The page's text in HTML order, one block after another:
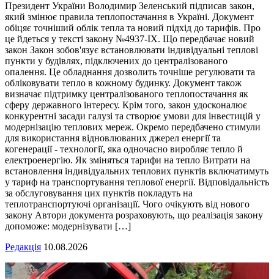
Президент України Володимир Зеленський підписав закон,
який змінює правила теплопостачання в Україні. Документ
обіцяє точніший облік тепла та новий підхід до тарифів. Про
це йдеться у тексті закону №4937-ІХ. Що передбачає новий
закон Закон зобов'язує встановлювати індивідуальні теплові
пункти у будівлях, підключених до централізованого
опалення. Це обладнання дозволить точніше регулювати та
обліковувати тепло в кожному будинку. Документ також
визначає підтримку централізованого теплопостачання як
сферу державного інтересу. Крім того, закон удосконалює
конкурентні засади галузі та створює умови для інвестицій у
модернізацію теплових мереж. Окремо передбачено стимули
для використання відновлюваних джерел енергії та
когенерації - технології, яка одночасно виробляє тепло й
електроенергію. Як зміняться тарифи на тепло Витрати на
встановлення індивідуальних теплових пунктів включатимуть
у тариф на транспортування теплової енергії. Відповідальність
за обслуговування цих пунктів покладуть на
теплотранспортуючі організації. Чого очікують від нового
закону Автори документа розраховують, що реалізація закону
допоможе: модернізувати […]
Редакція 10.08.2026